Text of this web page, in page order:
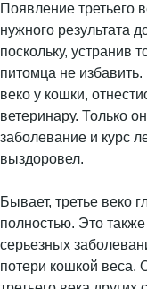
Появление третьего
нужного результата
поскольку, устранив
питомца не
веко у кошки,
ветеринару. Только
заболевание и курс
выздоровел.
Бывает, третье веко
полностью. Это
серьезных
потери кошкой веса.